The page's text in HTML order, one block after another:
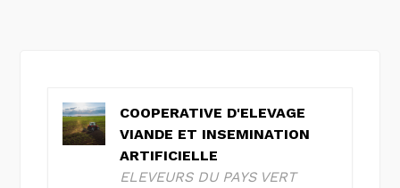
COOPERATIVE D'ELEVAGE
VIANDE ET INSEMINATION
ARTIFICIELLE
ELEVEURS DU PAYS VERT